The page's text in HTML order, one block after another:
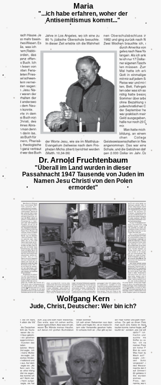
Maria
"...ich habe erfahren, woher der
Antisemitismus kommt..."
Dr. Arnold Fruchtenbaum
"Überall im Land wurden in dieser
Passahnacht 1947 Tausende von Juden im
Namen Jesu Christi von den Polen
ermordet"
Wolfgang Kern
Jude, Christ, Deutscher: Wer bin ich?